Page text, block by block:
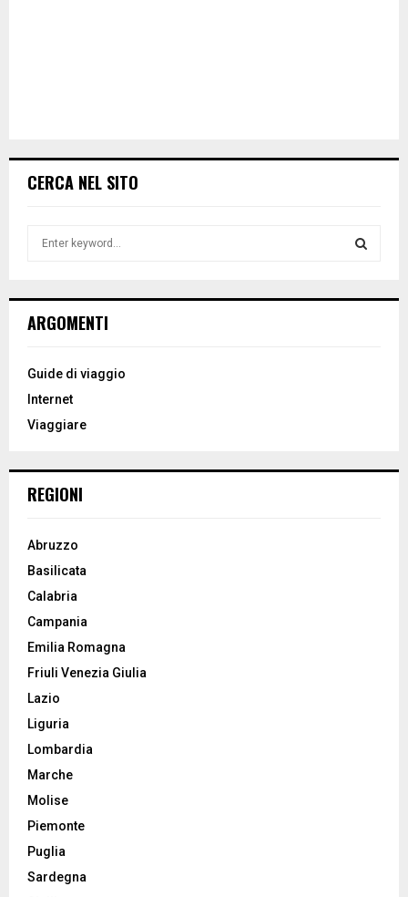
CERCA NEL SITO
h
o
:
ARGOMENTI
Guide di viaggio
Internet
Viaggiare
REGIONI
Abruzzo
Basilicata
Calabria
Campania
Emilia Romagna
Friuli Venezia Giulia
Lazio
Liguria
Lombardia
Marche
Molise
Piemonte
Puglia
Sardegna